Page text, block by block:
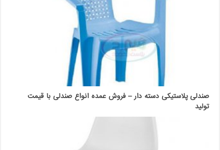
صندلی پلاستیکی دسته دار – فروش عمده انواع صندلی با قیمت
تولید